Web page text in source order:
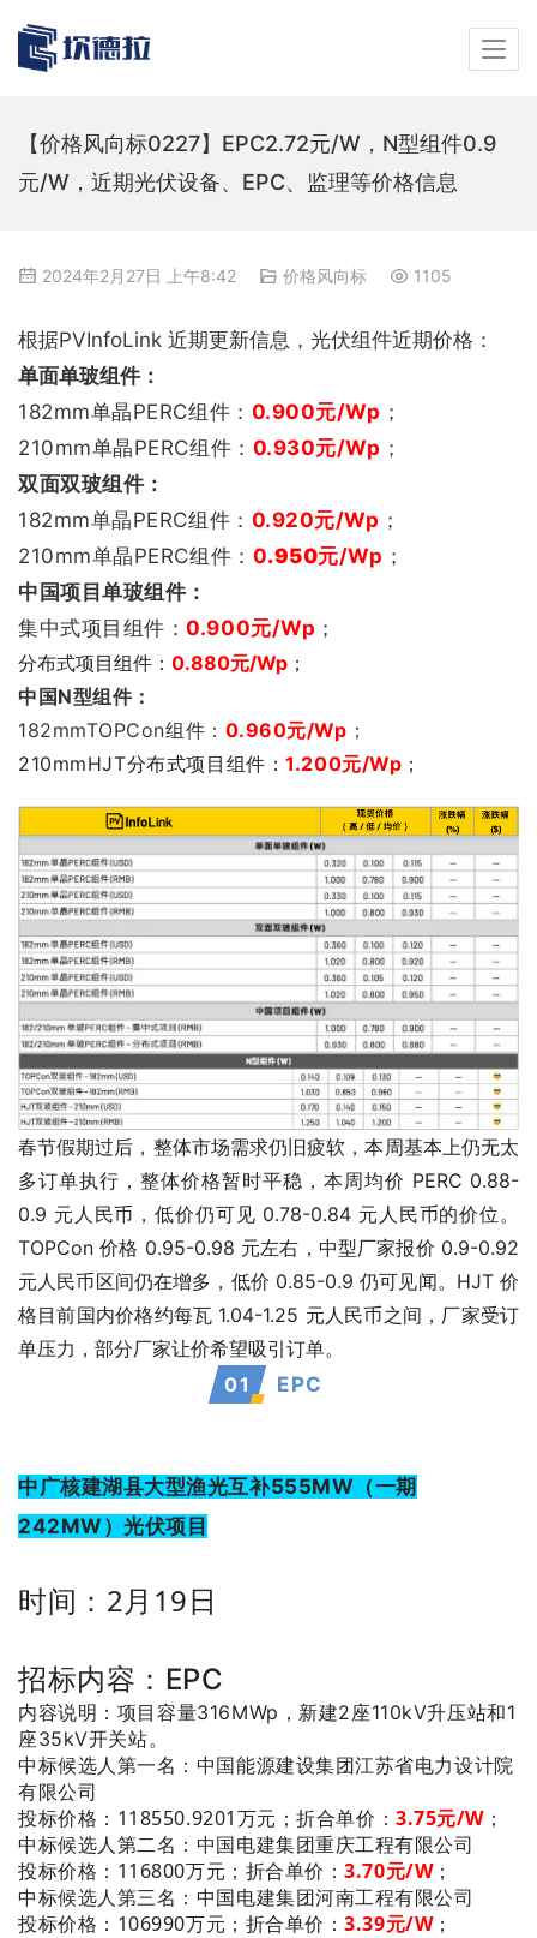
【价格风向标0227】EPC2.72元/W，N型组件0.9
元/W，近期光伏设备、EPC、监理等价格信息
2024年2月27日 上午8:42 价格风向标 1105
根据PVInfoLink 近期更新信息，光伏组件近期价格：
单面单玻组件：
182mm单晶PERC组件： 0.900元/Wp ；
210mm单晶PERC组件： 0.930元/Wp ；
双面双玻组件：
182mm单晶PERC组件： 0.920元/Wp ；
210mm单晶PERC组件： 0.950元/Wp ；
中国项目单玻组件：
集中式项目组件：0.900元/Wp ；
分布式项目组件： 0.880元/Wp ；
中国N型组件：
182mmTOPCon组件： 0.960元/Wp ；
210mmHJT分布式项目组件：1.200元/Wp ；
春节假期过后，整体市场需求仍旧疲软，本周基本上仍无太
多订单执行，整体价格暂时平稳，本周均价 PERC 0.88-
0.9 元人民币，低价仍可见 0.78-0.84 元人民币的价位。
TOPCon 价格 0.95-0.98 元左右，中型厂家报价 0.9-0.92
元人民币区间仍在增多，低价 0.85-0.9 仍可见闻。HJT 价
格目前国内价格约每瓦 1.04-1.25 元人民币之间，厂家受订
单压力，部分厂家让价希望吸引订单。
01 EPC
中广核建湖县大型渔光互补555MW（一期
242MW）光伏项目
时间：2月19日
招标内容 ： EPC
内容说明：项目容量316MWp，新建2座110kV升压站和1
座35kV开关站。
中标候选人第一名 ：中国能源建设集团江苏省电力设计院
有限公司
投标价格：118550.9201万元；折合单价：3.75元/W；
中标候选人第二名 ：中国电建集团重庆工程有限公司
投标价格：116800万元； 折合单价：3.70元/W；
中标候选人第三名 ：中国电建集团河南工程有限公司
投标价格：106990万元； 折合单价：3.39元/W；